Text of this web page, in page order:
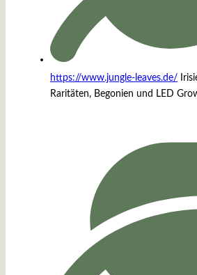
https://www.jungle-leaves.de/
Raritäten, Begonien und LED